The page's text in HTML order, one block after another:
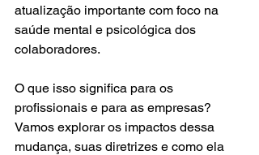
atualização importante com foco na
saúde mental e psicológica dos
colaboradores.
O que isso significa para os
profissionais e para as empresas?
Vamos explorar os impactos dessa
mudança, suas diretrizes e como ela